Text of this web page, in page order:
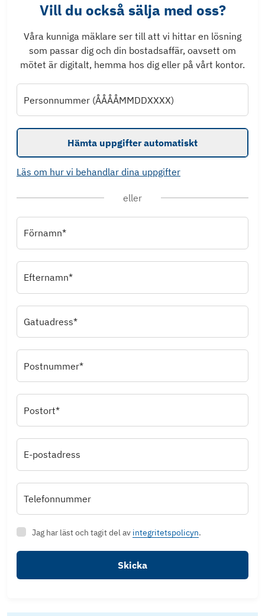
Vill du också sälja med oss?
Våra kunniga mäklare ser till att vi hittar en lösning
som passar dig och din bostadsaffär, oavsett om
mötet är digitalt, hemma hos dig eller på vårt kontor.
Personnummer (ÅÅÅÅMMDDXXXX)
Hämta uppgifter automatiskt
Läs om hur vi behandlar dina uppgifter
eller
Förnamn*
Efternamn*
Gatuadress*
Postnummer*
Postort*
E-postadress
Telefonnummer
Jag har läst och tagit del av integritetspolicyn.
Skicka